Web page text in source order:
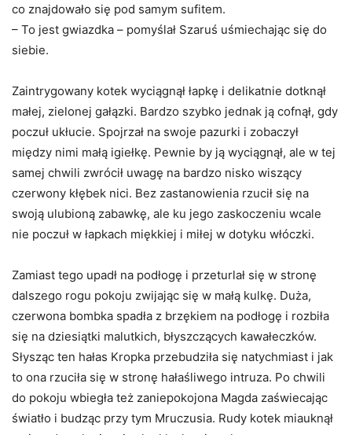
co znajdowało się pod samym sufitem.
– To jest gwiazdka – pomyślał Szaruś uśmiechając się do
siebie.
Zaintrygowany kotek wyciągnął łapkę i delikatnie dotknął
małej, zielonej gałązki. Bardzo szybko jednak ją cofnął, gdy
poczuł ukłucie. Spojrzał na swoje pazurki i zobaczył
między nimi małą igiełkę. Pewnie by ją wyciągnął, ale w tej
samej chwili zwrócił uwagę na bardzo nisko wiszący
czerwony kłębek nici. Bez zastanowienia rzucił się na
swoją ulubioną zabawkę, ale ku jego zaskoczeniu wcale
nie poczuł w łapkach miękkiej i miłej w dotyku włóczki.
Zamiast tego upadł na podłogę i przeturlał się w stronę
dalszego rogu pokoju zwijając się w małą kulkę. Duża,
czerwona bombka spadła z brzękiem na podłogę i rozbiła
się na dziesiątki malutkich, błyszczących kawałeczków.
Słysząc ten hałas Kropka przebudziła się natychmiast i jak
to ona rzuciła się w stronę hałaśliwego intruza. Po chwili
do pokoju wbiegła też zaniepokojona Magda zaświecając
światło i budząc przy tym Mruczusia. Rudy kotek miauknął